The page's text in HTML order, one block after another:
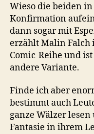
Wieso die beiden in
Konfirmation
dann sogar mit
erzählt Malin Falch
Comic-Reihe und
andere Variante.
Finde ich aber
bestimmt auch
ganze Wälzer
Fantasie in ihrem